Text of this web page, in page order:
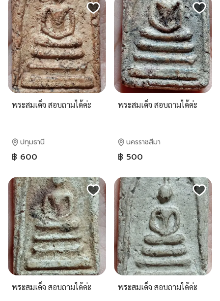
พระสมเด็จ สอบถามได้ค่ะ
ปทุมธานี
฿ 600
พระสมเด็จ สอบถามได้ค่ะ
นครราชสีมา
฿ 500
พระสมเด็จ สอบถามได้ค่ะ พระสมเด็จ สอบถามได้ค่ะ